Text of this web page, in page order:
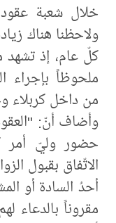
خلال شعبة عقود
ولاحظنا هناك
كلّ عام، إذ تشهد
ملحوظاً بإجراء
من داخل كربلاء
وأضاف أنّ:
حضور وليّ أمر
الاتّفاق بقبول
أحدُ السادة أو
مقروناً بالدعاء